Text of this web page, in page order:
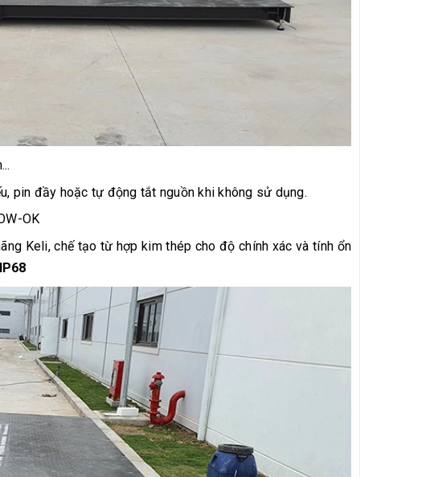
pin đầy hoặc tự động tắt nguồn khi không sử dụng.
OK
Keli, chế tạo từ hợp kim thép cho độ chính xác và tính ổn
IP68